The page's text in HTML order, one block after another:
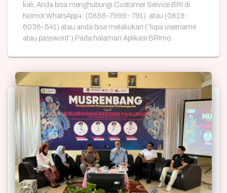
kali, Anda bisa menghubungi Customer Service BRI di
Nomor WhatsApp+: (0856-7999- 791). atau (0813-
6036-541) atau anda bisa melakukan (“lupa username
atau password”) Pada halaman Aplikasi BRImo.